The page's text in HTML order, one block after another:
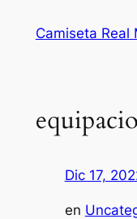
Camiseta
Dic 17,
en